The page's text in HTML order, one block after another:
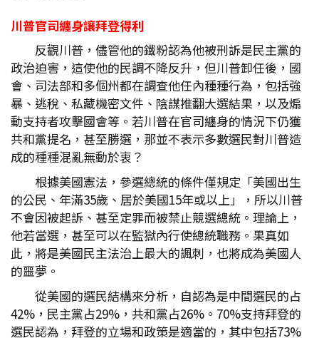
川普官司纏身讓拜登得利
反觀川普，儘管他的鐵粉認為他被刑訴是民主黨的
政治迫害，這使他的民調不降反升，但川普卸任後，國
會、司法部和多個州都在調查他任內種種行為，包括強
暴、逃稅、私藏機密文件、陰謀推翻大選結果，以及煽
動支持者攻擊國會等。若川普在官司纏身的情況下仍獲
共和黨提名，甚至勝選，那並不表示多數選民對川普造
成的種種混亂無動於衷？
根據美國憲法，參選總統的條件僅規定「美國出生
的公民、年滿35歲、居於美國15年或以上」，所以川普
不會因被起訴、甚至定罪而被禁止競選總統。理論上，
他若當選，甚至可以在監獄內行使總統職務。果真如
此，將是美國民主法治上最大的諷刺，也將成為美國人
的噩夢。
從美國的選民結構來分析，自認為是中間選民的占
42%，民主黨占29%，共和黨占26%。70%支持拜登的
選民認為，拜登的立場和政策是適當的，其中包括73%